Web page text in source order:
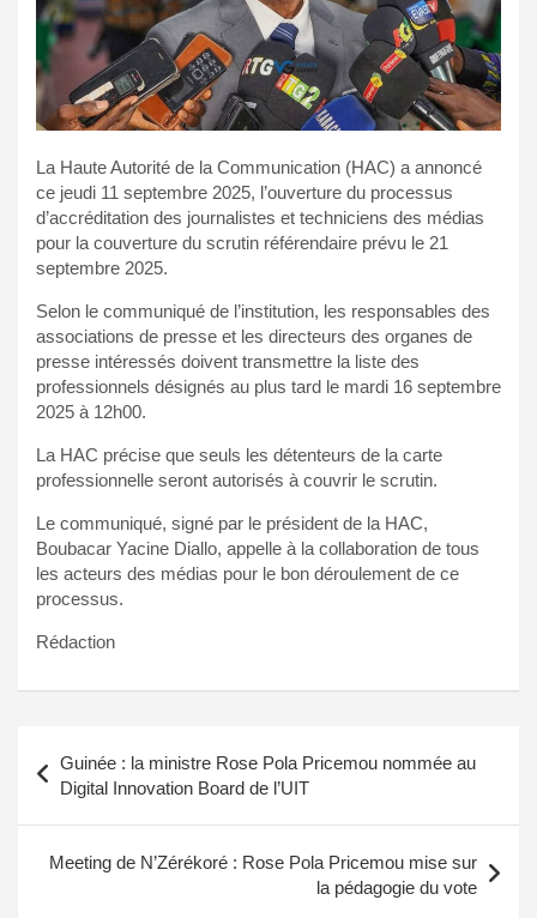
La Haute Autorité de la Communication (HAC) a annoncé
ce jeudi 11 septembre 2025, l’ouverture du processus
d’accréditation des journalistes et techniciens des médias
pour la couverture du scrutin référendaire prévu le 21
septembre 2025.
Selon le communiqué de l’institution, les responsables des
associations de presse et les directeurs des organes de
presse intéressés doivent transmettre la liste des
professionnels désignés au plus tard le mardi 16 septembre
2025 à 12h00.
La HAC précise que seuls les détenteurs de la carte
professionnelle seront autorisés à couvrir le scrutin.
Le communiqué, signé par le président de la HAC,
Boubacar Yacine Diallo, appelle à la collaboration de tous
les acteurs des médias pour le bon déroulement de ce
processus.
Rédaction
de
l’article
Guinée : la ministre Rose Pola Pricemou nommée au
Digital Innovation Board de l’UIT
Meeting de N’Zérékoré : Rose Pola Pricemou mise sur
la pédagogie du vote